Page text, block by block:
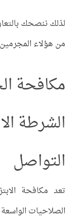
لذلك ننصحك
من هؤلاء
مكافحة
الشرطة
التواصل
تعد مكافحة
الصلاحيات